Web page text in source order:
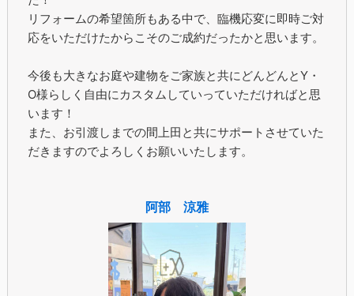
リフォームの希望箇所もある中で、臨機応変に即時ご対
応をいただけたからこそのご成約だったかと思います。
今後も大きなお庭や建物をご家族と共にどんどんとY・
O様らしく自由にカスタムしていっていただければと思
います！
また、お引渡しまでの間上田と共にサポートさせていた
だきますのでよろしくお願いいたします。
阿部 涼雅